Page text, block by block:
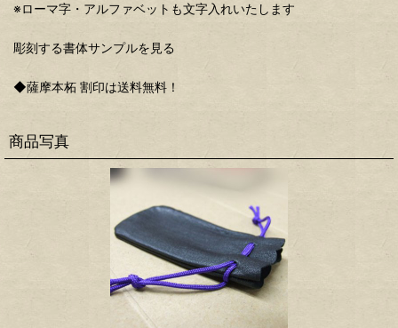
※ローマ字・アルファベットも文字入れいたします
彫刻する書体サンプルを見る
◆薩摩本柘 割印は送料無料！
商品写真